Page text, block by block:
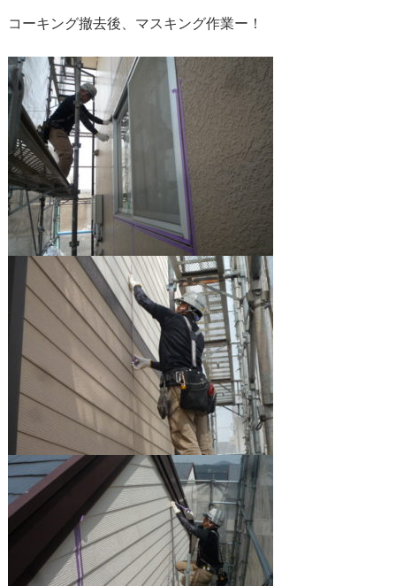
コーキング撤去後、マスキング作業ー！